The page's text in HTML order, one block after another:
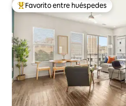
Favorito entre huéspedes preferido
Favorito entre huéspedes